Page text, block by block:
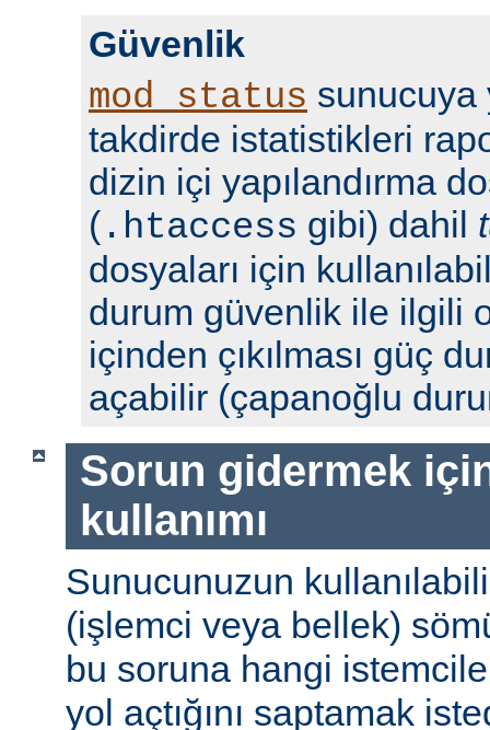
Güvenlik
mod_status sunucuya
takdirde istatistikleri
dizin içi yapılandırma
( .htaccess gibi) dahil
dosyaları için
durum güvenlik ile ilgili
içinden çıkılması güç
açabilir (çapanoğlu
Sorun gidermek
kullanımı
Sunucunuzun
(işlemci veya bellek)
bu soruna hangi
yol açtığını saptamak